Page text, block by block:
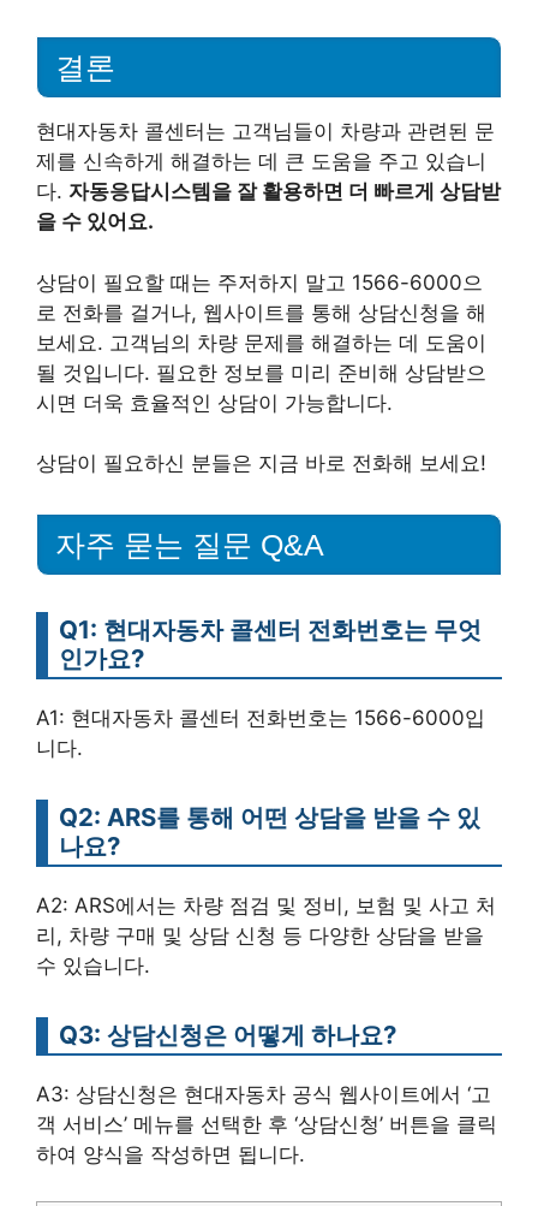
결론
현대자동차 콜센터는 고객님들이 차량과 관련된 문
제를 신속하게 해결하는 데 큰 도움을 주고 있습니
다. 자동응답시스템을 잘 활용하면 더 빠르게 상담받
을 수 있어요.
상담이 필요할 때는 주저하지 말고 1566-6000으
로 전화를 걸거나, 웹사이트를 통해 상담신청을 해
보세요. 고객님의 차량 문제를 해결하는 데 도움이
될 것입니다. 필요한 정보를 미리 준비해 상담받으
시면 더욱 효율적인 상담이 가능합니다.
상담이 필요하신 분들은 지금 바로 전화해 보세요!
자주 묻는 질문 Q&A
Q1: 현대자동차 콜센터 전화번호는 무엇
인가요?
A1: 현대자동차 콜센터 전화번호는 1566-6000입
니다.
Q2: ARS를 통해 어떤 상담을 받을 수 있
나요?
A2: ARS에서는 차량 점검 및 정비, 보험 및 사고 처
리, 차량 구매 및 상담 신청 등 다양한 상담을 받을
수 있습니다.
Q3: 상담신청은 어떻게 하나요?
A3: 상담신청은 현대자동차 공식 웹사이트에서 ‘고
객 서비스’ 메뉴를 선택한 후 ‘상담신청’ 버튼을 클릭
하여 양식을 작성하면 됩니다.